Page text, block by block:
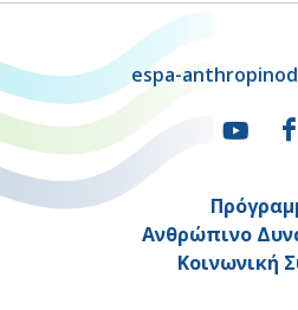
espa-
Ανθρώπινο
Κοινωνική